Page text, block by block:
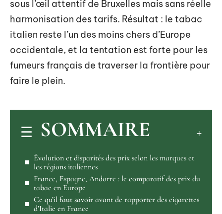
sous l’œil attentif de Bruxelles mais sans réelle
harmonisation des tarifs. Résultat : le tabac
italien reste l’un des moins chers d’Europe
occidentale, et la tentation est forte pour les
fumeurs français de traverser la frontière pour
faire le plein.
SOMMAIRE
Évolution et disparités des prix selon les marques et
les régions italiennes
France, Espagne, Andorre : le comparatif des prix du
tabac en Europe
Ce qu’il faut savoir avant de rapporter des cigarettes
d’Italie en France